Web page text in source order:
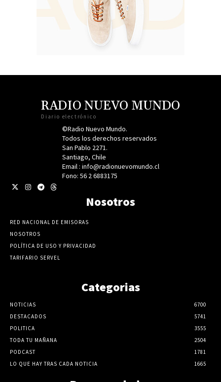
RADIO NUEVO MUNDO
Diario electrónico
©Radio Nuevo Mundo.
Todos los derechos reservados
San Pablo 2271.
Santiago, Chile
Email : info@radionuevomundo.cl
Fono: 56 2 6883175
Nosotros
RED NACIONAL DE EMISORAS
NOSOTROS
POLÍTICA DE USO Y PRIVACIDAD
TARIFARIO SERVEL
Categorias
NOTICIAS
6700
DESTACADOS
5741
POLITICA
3555
TODA TU MAÑANA
2504
PODCAST
1781
LO QUE HAY TRAS CADA NOTICIA
1665